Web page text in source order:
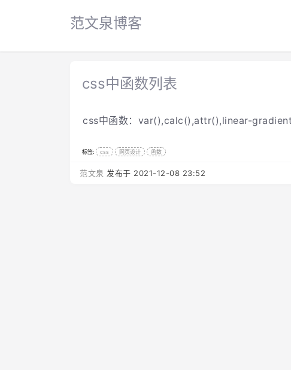
范文泉博客
css中函数列表
css中函数：var(),calc(),attr(),linear-
标签: css 网页设计 函数
范文泉 发布于 2021-12-08 23:52